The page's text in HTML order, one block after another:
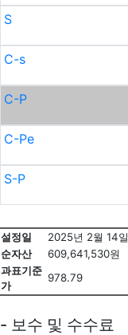
S
C-s
C-P
C-Pe
S-P
설정일 2025년 2월 14일
순자산
609,641,530원
과표기준
가
978.79
- 보수 및 수수료